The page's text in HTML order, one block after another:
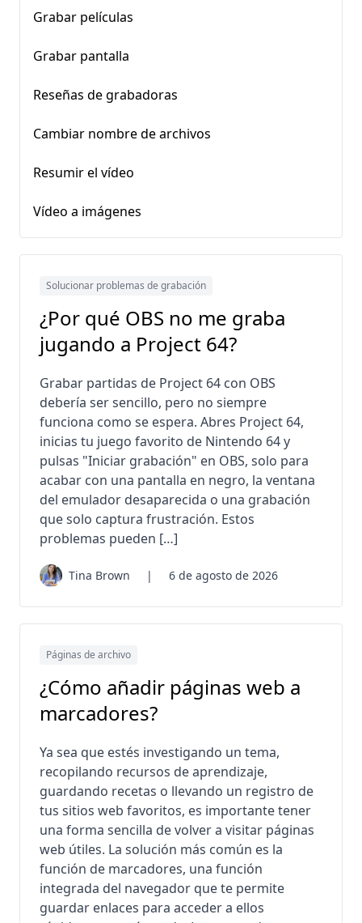
Grabar películas
Grabar pantalla
Reseñas de grabadoras
Cambiar nombre de archivos
Resumir el vídeo
Vídeo a imágenes
Solucionar problemas de grabación
¿Por qué OBS no me graba
jugando a Project 64?
Grabar partidas de Project 64 con OBS
debería ser sencillo, pero no siempre
funciona como se espera. Abres Project 64,
inicias tu juego favorito de Nintendo 64 y
pulsas "Iniciar grabación" en OBS, solo para
acabar con una pantalla en negro, la ventana
del emulador desaparecida o una grabación
que solo captura frustración. Estos
problemas pueden […]
Tina Brown | 6 de agosto de 2026
Páginas de archivo
¿Cómo añadir páginas web a
marcadores?
Ya sea que estés investigando un tema,
recopilando recursos de aprendizaje,
guardando recetas o llevando un registro de
tus sitios web favoritos, es importante tener
una forma sencilla de volver a visitar páginas
web útiles. La solución más común es la
función de marcadores, una función
integrada del navegador que te permite
guardar enlaces para acceder a ellos